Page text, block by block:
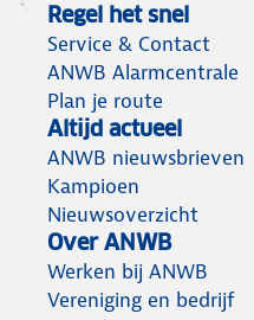
Regel het snel
Service & Contact
ANWB Alarmcentrale
Plan je route
Altijd actueel
ANWB nieuwsbrieven
Kampioen
Nieuwsoverzicht
Over ANWB
Werken bij ANWB
Vereniging en bedrijf